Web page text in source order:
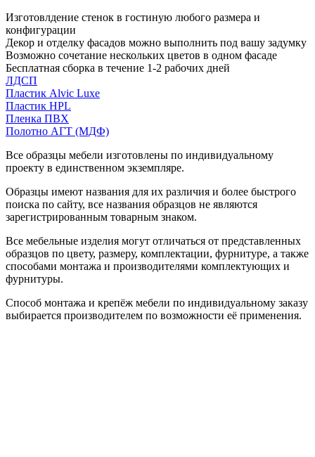
Изготовлдение стенок в гостиную любого размера и
конфигурации
Декор и отделку фасадов можно выполнить под вашу задумку
Возможно сочетание нескольких цветов в одном фасаде
Бесплатная сборка в течение 1-2 рабочих дней
ЛДСП
Пластик Alvic Luxe
Пластик HPL
Пленка ПВХ
Полотно АГТ (МДФ)
Все образцы мебели изготовлены по индивидуальному
проекту в единственном экземпляре.
Образцы имеют названия для их различия и более быстрого
поиска по сайту, все названия образцов не являются
зарегистрированным товарным знаком.
Все мебельные изделия могут отличаться от представленных
образцов по цвету, размеру, комплектации, фурнитуре, а также
способами монтажа и производителями комплектующих и
фурнитуры.
Способ монтажа и крепёж мебели по индивидуальному заказу
выбирается производителем по возможности её применения.